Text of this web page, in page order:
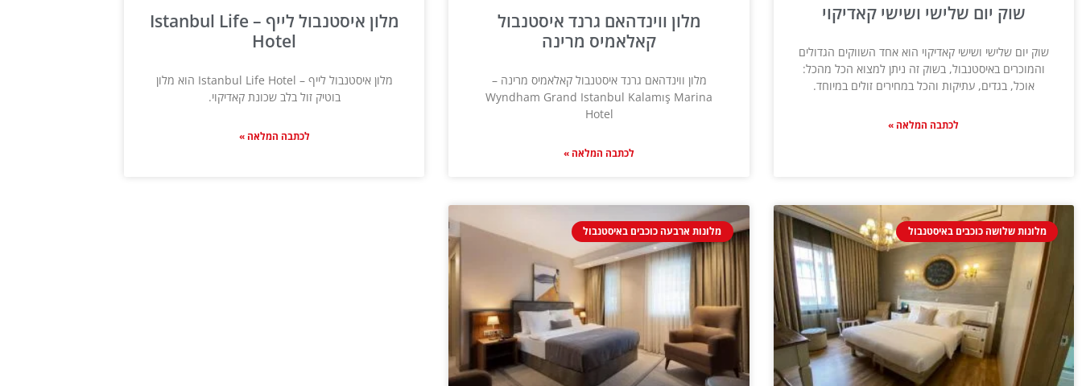
שוק יום שלישי ושישי קאדיקוי
שוק יום שלישי ושישי קאדיקוי הוא אחד השווקים הגדולים
והמוכרים באיסטנבול, בשוק זה ניתן למצוא הכל מהכל:
אוכל, בגדים, עתיקות והכל במחירים זולים במיוחד.
לכתבה המלאה »
מלון ווינדהאם גרנד איסטנבול
קאלאמיס מרינה
מלון ווינדהאם גרנד איסטנבול קאלאמיס מרינה –
Wyndham Grand Istanbul Kalamış Marina
Hotel
לכתבה המלאה »
מלון איסטנבול לייף – Istanbul Life
Hotel
מלון איסטנבול לייף – Istanbul Life Hotel הוא מלון
בוטיק זול בלב שכונת קאדיקוי.
לכתבה המלאה »
מלונות שלושה כוכבים באיסטנבול מלונות ארבעה כוכבים באיסטנבול